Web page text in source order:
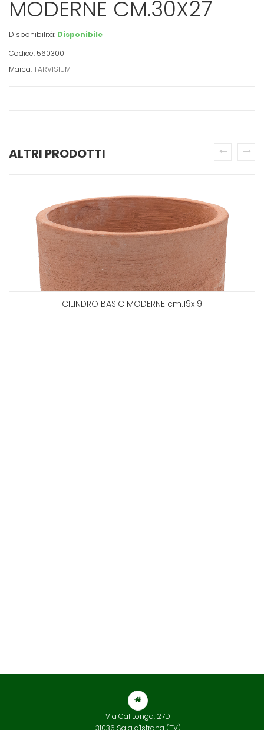
MODERNE CM.30X27
Disponibilità: Disponibile
Codice: 560300
Marca:TARVISIUM
ALTRI PRODOTTI
CILINDRO BASIC MODERNE cm.19x19
Via Cal Longa, 27D
31036 Sala d'Istrana (TV)